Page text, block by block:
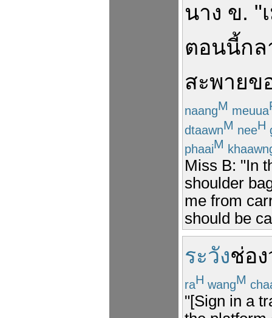
นาง ข. "
ตอนนี้กล
สะพายข
naangM meuua
dtaawnM neeH
phaaiM
Miss B: "In
shoulder
me from
should be
ระวังช่อง
raH wangM
"[Sign in a